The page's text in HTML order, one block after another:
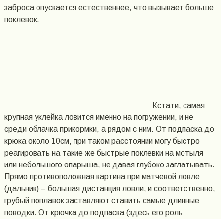
заброса опускается естественнее, что вызывает больше
поклевок.
Кстати, самая
крупная уклейка ловится именно на погружении, и не
среди облачка прикормки, а рядом с ним. От подпаска до
крюка около 10см, при таком расстоянии могу быстро
реагировать на такие же быстрые поклевки на мотыля
или небольшого опарыша, не давая глубоко заглатывать.
Прямо противоположная картина при матчевой ловле
(дальник) – большая дистанция ловли, и соответственно,
грубый поплавок заставляют ставить самые длинные
поводки. От крючка до подпаска (здесь его роль